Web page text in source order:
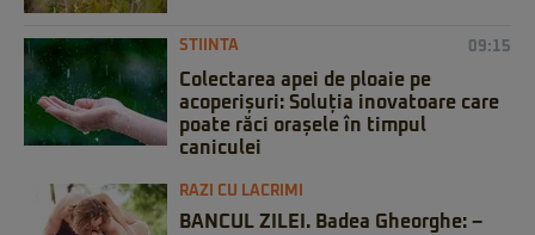
STIINTA 09:15
Colectarea apei de ploaie pe
acoperișuri: Soluția inovatoare care
poate răci orașele în timpul
caniculei
RAZI CU LACRIMI
BANCUL ZILEI. Badea Gheorghe: –